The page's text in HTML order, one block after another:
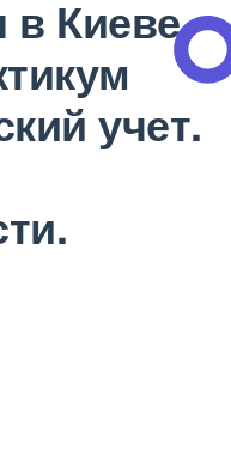
в Киеве
учет.